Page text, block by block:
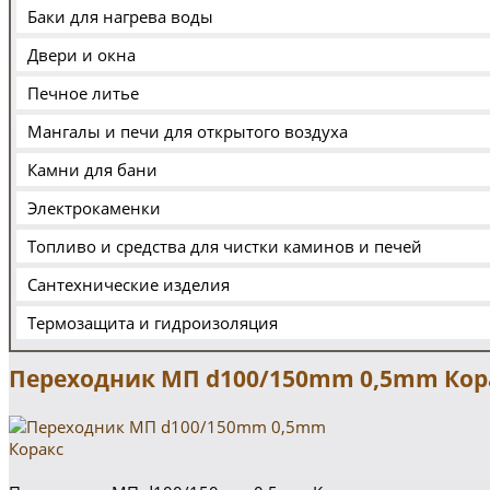
Баки для нагрева воды
Двери и окна
Печное литье
Мангалы и печи для открытого воздуха
Камни для бани
Электрокаменки
Топливо и средства для чистки каминов и печей
Сантехнические изделия
Термозащита и гидроизоляция
Переходник МП d100/150mm 0,5mm